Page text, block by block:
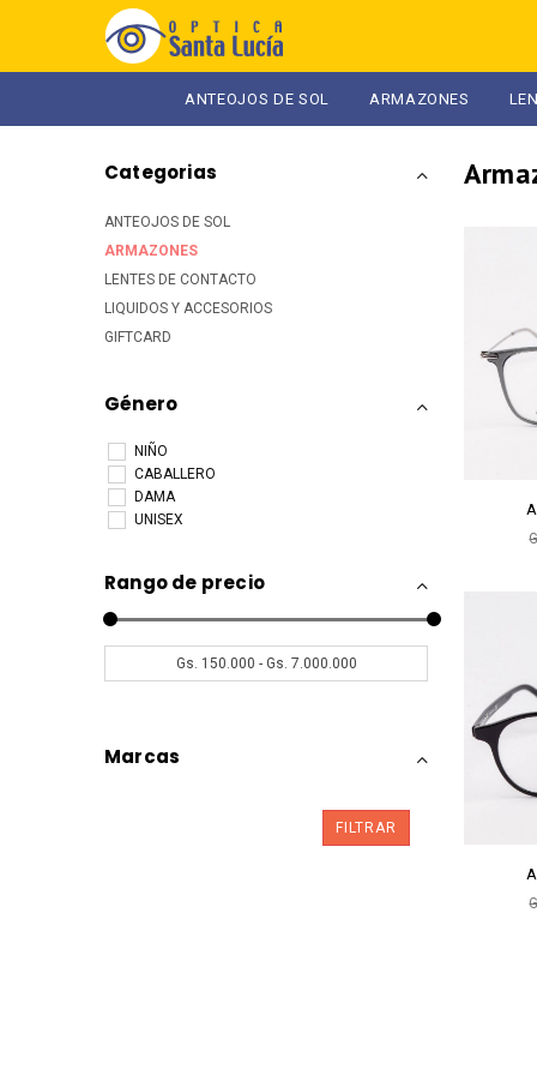
ANTEOJOS DE SOL ARMAZONES
Categorias
ANTEOJOS DE SOL
ARMAZONES
LENTES DE CONTACTO
LIQUIDOS Y ACCESORIOS
GIFTCARD
Género
NIÑO
CABALLERO
DAMA
UNISEX
Rango de precio
Marcas
FILTRAR